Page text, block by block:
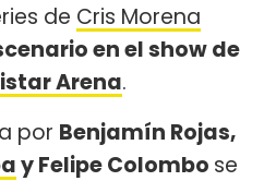
de Cris Morena
en el show de
Arena.
por Benjamín Rojas,
y Felipe Colombo se